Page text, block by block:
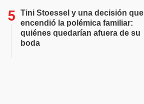
Tini Stoessel y una decisión que
encendió la polémica familiar:
quiénes quedarían afuera de su
boda